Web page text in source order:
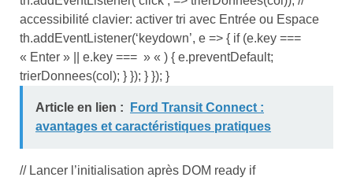
accessibilité clavier: activer tri avec Entrée ou Espace
th.addEventListener(‘keydown’, e => { if (e.key ===
« Enter » || e.key === » « ) { e.preventDefault;
trierDonnees(col); } }); } }); }
Article en lien :
Ford Transit Connect :
avantages et caractéristiques pratiques
// Lancer l’initialisation après DOM ready if